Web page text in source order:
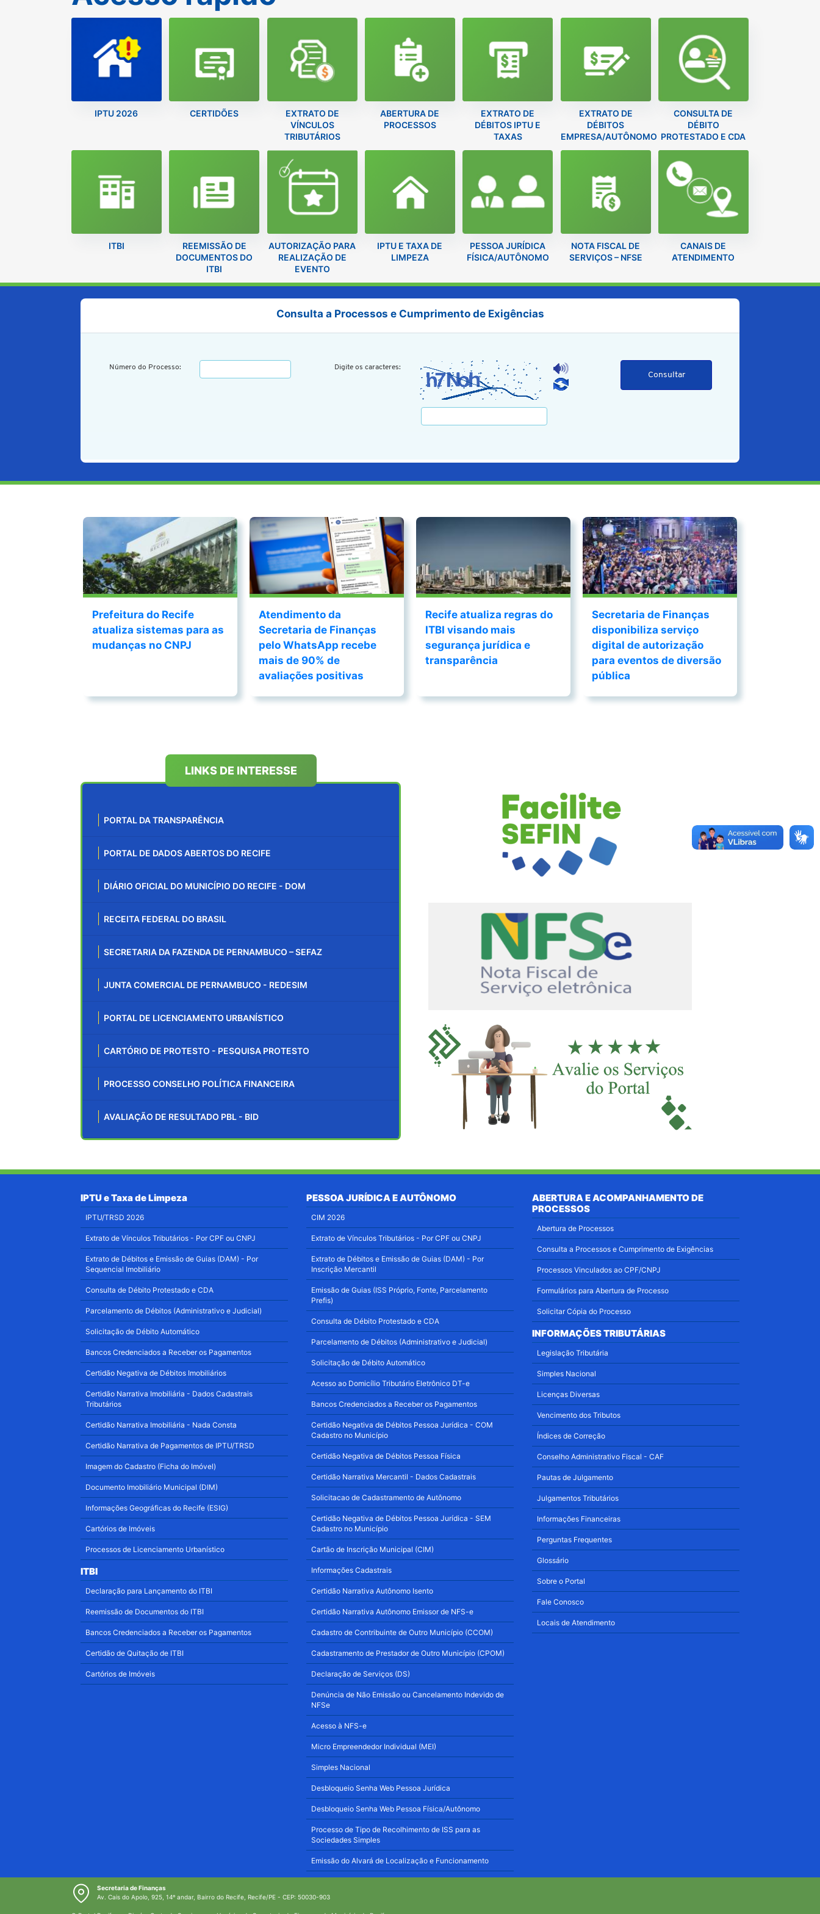
IPTU 2026 CERTIDÕES
EXTRATO DE
VÍNCULOS
TRIBUTÁRIOS
ABERTURA DE
PROCESSOS
EXTRATO DE
DÉBITOS IPTU E
TAXAS
EXTRATO DE
DÉBITOS
EMPRESA/AUTÔNOMO
CONSULTA DE
DÉBITO
PROTESTADO E CDA
ITBI
REEMISSÃO DE
DOCUMENTOS DO
ITBI
AUTORIZAÇÃO PARA
REALIZAÇÃO DE
EVENTO
IPTU E TAXA DE
LIMPEZA
PESSOA JURÍDICA
FÍSICA/AUTÔNOMO
NOTA FISCAL DE
SERVIÇOS – NFSE
CANAIS DE
ATENDIMENTO
Consulta a Processos e Cumprimento de Exigências
Prefeitura do Recife
atualiza sistemas para as
mudanças no CNPJ
Atendimento da
Secretaria de Finanças
pelo WhatsApp recebe
mais de 90% de
avaliações positivas
Recife atualiza regras do
ITBI visando mais
segurança jurídica e
transparência
Secretaria de Finanças
disponibiliza serviço
digital de autorização
para eventos de diversão
pública
LINKS DE INTERESSE
PORTAL DA TRANSPARÊNCIA
PORTAL DE DADOS ABERTOS DO RECIFE
DIÁRIO OFICIAL DO MUNICÍPIO DO RECIFE - DOM
RECEITA FEDERAL DO BRASIL
SECRETARIA DA FAZENDA DE PERNAMBUCO – SEFAZ
JUNTA COMERCIAL DE PERNAMBUCO - REDESIM
PORTAL DE LICENCIAMENTO URBANÍSTICO
CARTÓRIO DE PROTESTO - PESQUISA PROTESTO
PROCESSO CONSELHO POLÍTICA FINANCEIRA
AVALIAÇÃO DE RESULTADO PBL - BID
IPTU e Taxa de Limpeza
IPTU/TRSD 2026
Extrato de Vínculos Tributários - Por CPF ou CNPJ
Extrato de Débitos e Emissão de Guias (DAM) - Por
Sequencial Imobiliário
Consulta de Débito Protestado e CDA
Parcelamento de Débitos (Administrativo e Judicial)
Solicitação de Débito Automático
Bancos Credenciados a Receber os Pagamentos
Certidão Negativa de Débitos Imobiliários
Certidão Narrativa Imobiliária - Dados Cadastrais
Tributários
Certidão Narrativa Imobiliária - Nada Consta
Certidão Narrativa de Pagamentos de IPTU/TRSD
Imagem do Cadastro (Ficha do Imóvel)
Documento Imobiliário Municipal (DIM)
Informações Geográficas do Recife (ESIG)
Cartórios de Imóveis
Processos de Licenciamento Urbanístico
ITBI
Declaração para Lançamento do ITBI
Reemissão de Documentos do ITBI
Bancos Credenciados a Receber os Pagamentos
Certidão de Quitação de ITBI
Cartórios de Imóveis
PESSOA JURÍDICA E AUTÔNOMO
CIM 2026
Extrato de Vínculos Tributários - Por CPF ou CNPJ
Extrato de Débitos e Emissão de Guias (DAM) - Por
Inscrição Mercantil
Emissão de Guias (ISS Próprio, Fonte, Parcelamento
Prefis)
Consulta de Débito Protestado e CDA
Parcelamento de Débitos (Administrativo e Judicial)
Solicitação de Débito Automático
Acesso ao Domicílio Tributário Eletrônico DT-e
Bancos Credenciados a Receber os Pagamentos
Certidão Negativa de Débitos Pessoa Jurídica - COM
Cadastro no Município
Certidão Negativa de Débitos Pessoa Física
Certidão Narrativa Mercantil - Dados Cadastrais
Solicitacao de Cadastramento de Autônomo
Certidão Negativa de Débitos Pessoa Jurídica - SEM
Cadastro no Município
Cartão de Inscrição Municipal (CIM)
Informações Cadastrais
Certidão Narrativa Autônomo Isento
Certidão Narrativa Autônomo Emissor de NFS-e
Cadastro de Contribuinte de Outro Município (CCOM)
Cadastramento de Prestador de Outro Município (CPOM)
Declaração de Serviços (DS)
Denúncia de Não Emissão ou Cancelamento Indevido de
NFSe
Acesso à NFS-e
Micro Empreendedor Individual (MEI)
Simples Nacional
Desbloqueio Senha Web Pessoa Jurídica
Desbloqueio Senha Web Pessoa Física/Autônomo
Processo de Tipo de Recolhimento de ISS para as
Sociedades Simples
Emissão do Alvará de Localização e Funcionamento
ABERTURA E ACOMPANHAMENTO DE
PROCESSOS
Abertura de Processos
Consulta a Processos e Cumprimento de Exigências
Processos Vinculados ao CPF/CNPJ
Formulários para Abertura de Processo
Solicitar Cópia do Processo
INFORMAÇÕES TRIBUTÁRIAS
Legislação Tributária
Simples Nacional
Licenças Diversas
Vencimento dos Tributos
Índices de Correção
Conselho Administrativo Fiscal - CAF
Pautas de Julgamento
Julgamentos Tributários
Informações Financeiras
Perguntas Frequentes
Glossário
Sobre o Portal
Fale Conosco
Locais de Atendimento
Secretaria de Finanças
Av. Cais do Apolo, 925, 14º andar, Bairro do Recife, Recife/PE - CEP: 50030-903